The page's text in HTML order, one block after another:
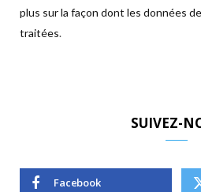
plus sur la façon dont les données
traitées.
SUIVEZ-
Facebook